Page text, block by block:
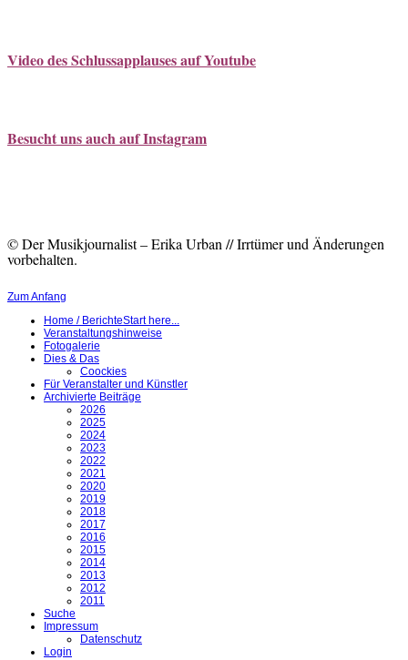
Video des Schlussapplauses auf Youtube
Besucht uns auch auf Instagram
© Der Musikjournalist – Erika Urban // Irrtümer und Änderungen
vorbehalten.
Zum Anfang
Home / BerichteStart here...
Veranstaltungshinweise
Fotogalerie
Dies & Das
Coockies
Für Veranstalter und Künstler
Archivierte Beiträge
2026
2025
2024
2023
2022
2021
2020
2019
2018
2017
2016
2015
2014
2013
2012
2011
Suche
Impressum
Datenschutz
Login